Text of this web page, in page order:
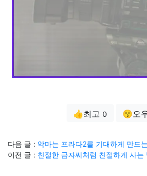
👍최고 0 😗오
다음 글 : 악마는 프라다2를 기대하게 만드
이전 글 : 친절한 금자씨처럼 친절하게 사는